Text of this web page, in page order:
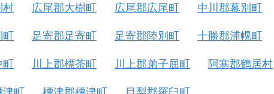
村 広尾郡大樹町 広尾郡広尾町 中川郡幕別町
足寄郡足寄町 足寄郡陸別町 十勝郡浦幌町
川上郡標茶町 川上郡弟子屈町 阿寒郡鶴居村